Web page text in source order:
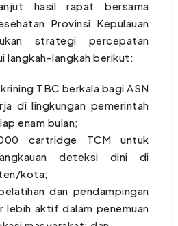
hasil rapat bersama
Provinsi Kepulauan
strategi percepatan
langkah-langkah berikut:
TBC berkala bagi ASN
di lingkungan pemerintah
enam bulan;
cartridge TCM untuk
deteksi dini di
kota;
dan pendampingan
lebih aktif dalam penemuan